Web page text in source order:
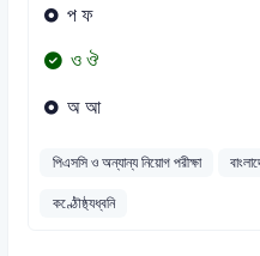
প ফ
ও ঔ
অ আ
পিএসসি ও অন্যান্য নিয়োগ পরীক্ষা
কণ্ঠৌষ্ঠ্যধ্বনি